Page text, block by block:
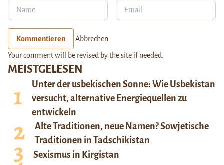
MEISTGELESEN
Unter der usbekischen Sonne: Wie Usbekistan
versucht, alternative Energiequellen zu
entwickeln
Alte Traditionen, neue Namen? Sowjetische
Traditionen in Tadschikistan
Sexismus in Kirgistan
Kommentieren Abbrechen
Your comment will be revised by the site if needed.